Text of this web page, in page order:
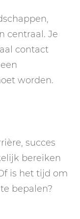
centraal. Je
contact
worden.
succes
bereiken
is het tijd om
bepalen?